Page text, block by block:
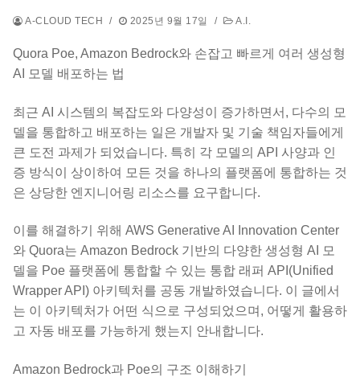
A-CLOUD TECH / 2025년 9월 17일 / A.I.
Quora Poe, Amazon Bedrock와 손잡고 빠르게 여러 생성형
AI 모델 배포하는 법
최근 AI 시스템의 복잡도와 다양성이 증가하면서, 다수의 모
델을 통합하고 배포하는 일은 개발자 및 기술 책임자들에게
큰 도전 과제가 되었습니다. 특히 각 모델의 API 사양과 인
증 방식이 상이하여 모든 것을 하나의 플랫폼에 통합하는 것
은 상당한 엔지니어링 리소스를 요구합니다.
이를 해결하기 위해 AWS Generative AI Innovation Center
와 Quora는 Amazon Bedrock 기반의 다양한 생성형 AI 모
델을 Poe 플랫폼에 통합할 수 있는 통합 래퍼 API(Unified
Wrapper API) 아키텍처를 공동 개발하였습니다. 이 글에서
는 이 아키텍처가 어떤 식으로 구성되었으며, 어떻게 활용하
고 자동 배포를 가능하게 했는지 안내합니다.
Amazon Bedrock과 Poe의 구조 이해하기